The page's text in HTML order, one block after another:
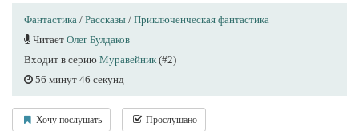
Фантастика / Рассказы / Приключенческая фантастика
Читает Олег Булдаков
Входит в серию Муравейник (#2)
56 минут 46 секунд
Хочу послушать Прослушано